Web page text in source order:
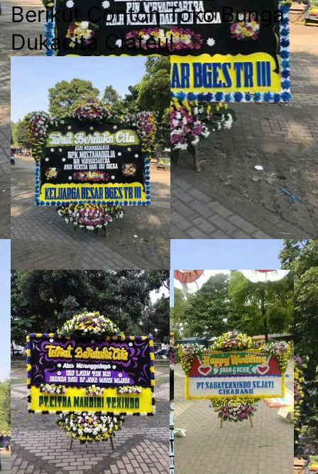
Berikut Contoh Toko Bunga
Dukacita Ciateul